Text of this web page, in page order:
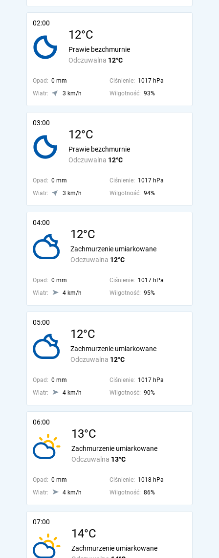
02:00
12°C
Odczuwalna 12°C
Prawie bezchmurnie
Opad: 0 mm Ciśnienie: 1017 hPa
Wiatr:
3 km/h Wilgotność: 93%
03:00
12°C
Odczuwalna 12°C
Prawie bezchmurnie
Opad: 0 mm Ciśnienie: 1017 hPa
Wiatr:
3 km/h Wilgotność: 94%
04:00
12°C
Odczuwalna 12°C
Zachmurzenie umiarkowane
Opad: 0 mm Ciśnienie: 1017 hPa
Wiatr:
4 km/h Wilgotność: 95%
05:00
12°C
Odczuwalna 12°C
Zachmurzenie umiarkowane
Opad: 0 mm Ciśnienie: 1017 hPa
Wiatr:
4 km/h Wilgotność: 90%
06:00
13°C
Odczuwalna 13°C
Zachmurzenie umiarkowane
Opad: 0 mm Ciśnienie: 1018 hPa
Wiatr:
4 km/h Wilgotność: 86%
07:00
14°C
Zachmurzenie umiarkowane